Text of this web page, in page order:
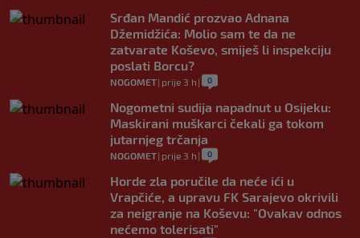
Srđan Mandić prozvao Adnana
Džemidžića: Molio sam te da ne
zatvarate Koševo, smiješ li inspekciju
poslati Borcu?
NOGOMET| prije 3 h | 0
Nogometni sudija napadnut u Osijeku:
Maskirani muškarci čekali ga tokom
jutarnjeg trčanja
NOGOMET| prije 3 h | 0
Horde zla poručile da neće ići u
Vrapčiće, a upravu FK Sarajevo okrivili
za neigranje na Koševu: "Ovakav odnos
nećemo tolerisati"